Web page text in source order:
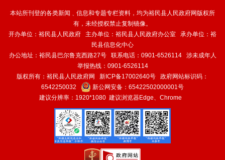
本站所刊登的各类新闻﹑信息和专题专栏资料，均为裕民县人民政府网版权所
有，未经授权禁止复制镜像。
开办单位：裕民县人民政府 主办单位：裕民县人民政府办公室 承办单位：裕
民县信息化中心
办公地址：裕民县巴尔鲁克西路27号 联系电话：0901-6526114 涉未成年人
举报热线：0901-6526114
版权所有：裕民县人民政府网 新ICP备17002640号 政府网站标识码：
6542250032
新公网安备： 65422502000001号
建议分辨率：1920*1080 建议浏览器Edge、Chrome